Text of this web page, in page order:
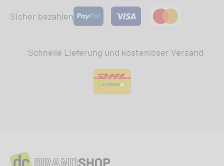
Sicher bezahlen
Schnelle Lieferung und kostenloser Versand